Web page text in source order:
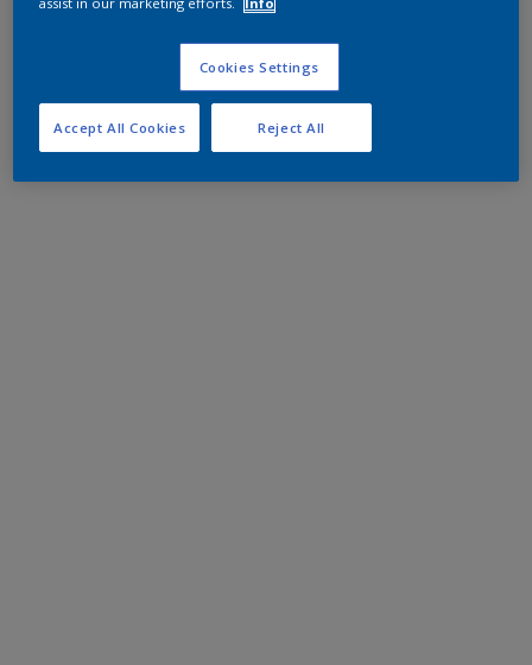
Cookies Settings
Reject All
Accept All Cookies